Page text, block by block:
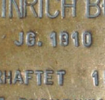
die SS brechen
7. September 1937. Die
im Steinbruch musste
verrichtet werden. Als
diesem
Kriminalpolizeistelle